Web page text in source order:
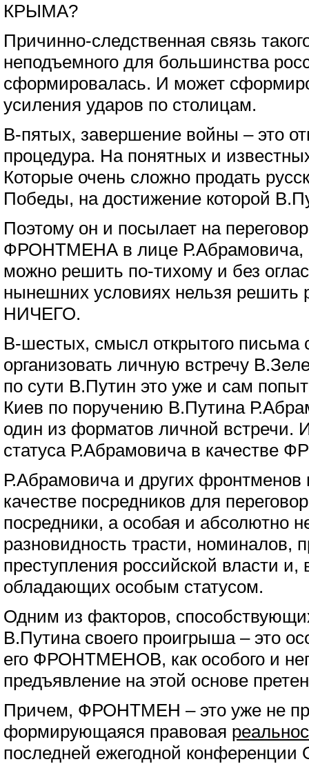
КРЫМА?
Причинно-следственная связь
неподъемного для большинства
сформировалась. И может
усиления ударов по столицам.
В-пятых, завершение войны – это
процедура. На понятных и
Которые очень сложно продать
Победы, на достижение которой
Поэтому он и посылает на
ФРОНТМЕНА в лице Р.Абрамовича,
можно решить по-тихому и без
нынешних условиях нельзя решить
НИЧЕГО.
В-шестых, смысл открытого письма
организовать личную встречу
по сути В.Путин это уже и сам
Киев по поручению В.Путина
один из форматов личной встречи.
статуса Р.Абрамовича в качестве
Р.Абрамовича и других фронтменов
качестве посредников для
посредники, а особая и абсолютно
разновидность трасти, номиналов,
преступления российской власти и,
обладающих особым статусом.
Одним из факторов,
В.Путина своего проигрыша – это
его ФРОНТМЕНОВ, как особого и
предъявление на этой основе
Причем, ФРОНТМЕН – это уже не
формирующаяся правовая
последней ежегодной